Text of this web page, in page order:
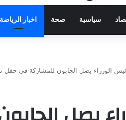
سياسية صحة اخبار الرياضة
الوزراء يصل الجابون للمشاركة في حفل